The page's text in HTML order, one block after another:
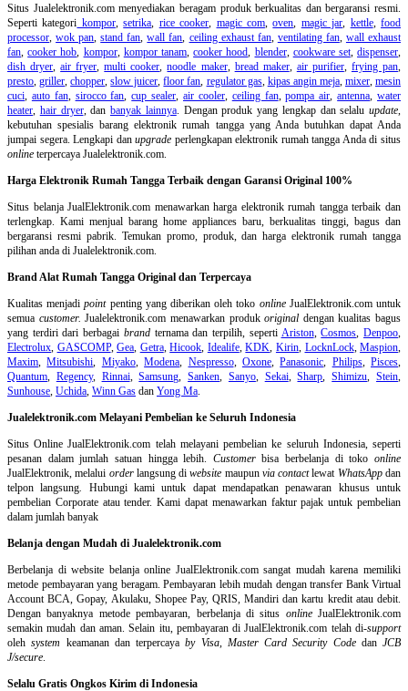
Situs Jualelektronik.com menyediakan beragam produk berkualitas dan bergaransi resmi.
Seperti kategori kompor,setrika rice cooker magic com,oven magic jar kettle,food
processor ,wok pan ,stand fan ,wall fan ceiling exhaust fan, ventilating fan, wall exhaust
fan ,cooker hob kompor, kompor tanam,cooker hood blender, cookware set,dispenser
dish dryer ,air fryer ,multi cooker ,noodle maker, bread maker, air purifier, frying pan
presto ,griller ,chopper ,slow juicer ,floor fan regulator gas, kipas angin meja, mixer,mesin
cuci auto fan, sirocco fan ,cup sealer ,air cooler, ceiling fan,pompa air ,antenna ,water
heater hair dryer, dan banyak lainnya. Dengan produk yang lengkap dan selalu update
kebutuhan spesialis barang elektronik rumah tangga yang Anda butuhkan dapat Anda
jumpai segera. Lengkapi danupgrade perlengkapan elektronik rumah tangga Anda di situs
online terpercaya Jualelektronik.com.
Harga Elektronik Rumah Tangga Terbaik dengan Garansi Original 100%
Situs belanjaJualElektronik.com menawarkan harga elektronik rumah tangga terbaik dan
terlengkap. Kami menjual barang home appliances baru, berkualitas tinggi, bagus dan
bergaransi resmi pabrik. Temukan promo, produk, dan harga elektronik rumah tangga
pilihan anda di Jualelektronik.com.
Brand Alat Rumah Tangga Original dan Terpercaya
Kualitas menjadipointpenting yang diberikan oleh toko onlineJualElektronik.com untuk
semua customer. Jualelektronik.com menawarkan produkoriginal dengan kualitas bagus
yang terdiri dari berbagai brandternama dan terpilih, seperti Ariston,Cosmos ,Denpoo
Electrolux GASCOMP,Gea Getra,Hicook Idealife,KDK Kirin, LocknLock,Maspion
Maxim ,Mitsubishi Miyako,Modena Nespresso, Oxone,Panasonic Philips, Pisces
Quantum
Regency, Rinnai,Samsung ,Sanken Sanyo, Sekai,Sharp ,Shimizu ,Stein
Sunhouse Uchida Winn Gas dan Yong Ma
Jualelektronik.com Melayani Pembelian ke Seluruh Indonesia
Situs Online JualElektronik.com telah melayani pembelian ke seluruh Indonesia, seperti
pesanan dalam jumlah satuan hingga lebih. Customerbisa berbelanja di tokoonline
JualElektronik, melalui orderlangsung diwebsite maupun via contactlewat WhatsAppdan
telpon langsung
Hubungi kami untuk dapat mendapatkan penawaran khusus untuk
pembelian Corporate atau tender. Kami dapat menawarkan faktur pajak untuk pembelian
dalam jumlah banyak
Belanja dengan Mudah di Jualelektronik.com
Berbelanja diwebsite belanja online JualElektronik.com sangat mudah karena memiliki
metode pembayaran yang beragam. Pembayaran lebih mudah dengan transfer Bank Virtual
Account BCA, Gopay, Akulaku, Shopee Pay, QRIS, Mandiri dan kartu kredit atau debit.
Dengan banyaknya metode pembayaran, berbelanja di situs onlineJualElektronik.com
semakin mudah dan aman. Selain itu, pembayaran di JualElektronik.com telah di-support
olehsystem keamanan dan terpercayaby Visa, Master Card Security Codedan JCB
J/secure
Selalu Gratis Ongkos Kirim di Indonesia